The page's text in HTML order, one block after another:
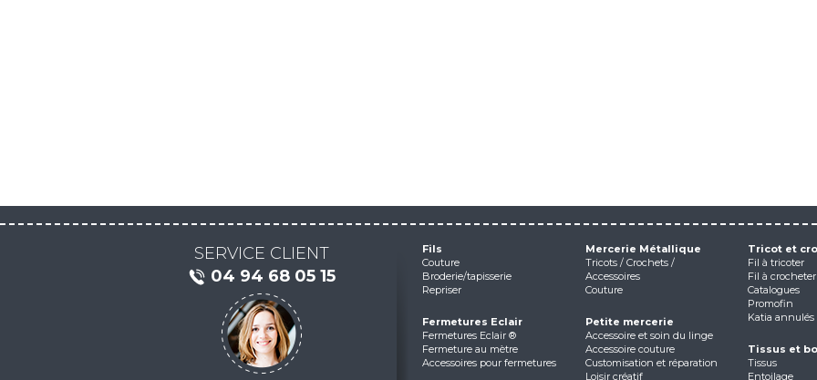
SERVICE CLIENT
04 94 68 05 15
Fils
Couture
Broderie/tapisserie
Repriser
Fermetures Eclair
Fermetures Eclair ®
Fermeture au mètre
Accessoires pour fermetures
Mercerie Métallique
Tricots / Crochets /
Accessoires
Couture
Petite mercerie
Accessoire et soin du linge
Accessoire couture
Customisation et réparation
Loisir créatif
Tricot et
Fil à tricoter
Fil à crocheter
Catalogues
Promofin
Katia annulés
Tissus et
Tissus
Entoilage